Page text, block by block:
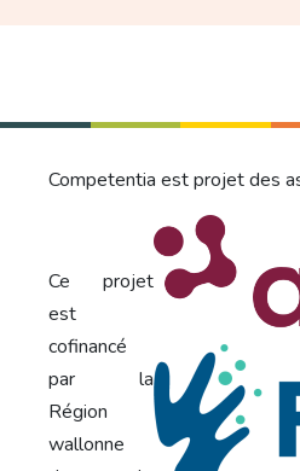
Competentia est projet des
Ce projet
est
cofinancé
par la
Région
wallonne